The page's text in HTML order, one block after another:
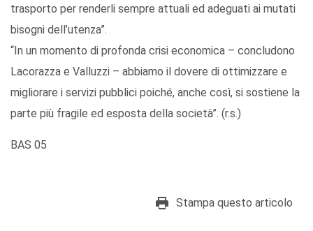
trasporto per renderli sempre attuali ed adeguati ai mutati
bisogni dell’utenza”.
“In un momento di profonda crisi economica – concludono
Lacorazza e Valluzzi – abbiamo il dovere di ottimizzare e
migliorare i servizi pubblici poiché, anche così, si sostiene la
parte più fragile ed esposta della società”. (r.s.)
BAS 05
Stampa questo articolo